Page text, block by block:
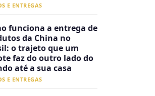
E ENTREGAS
funciona a entrega de
da China no
o trajeto que um
faz do outro lado do
até a sua casa
E ENTREGAS